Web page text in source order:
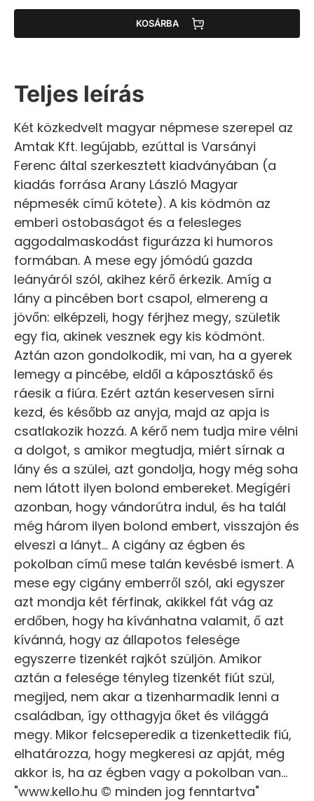
KOSÁRBA
Teljes leírás
Két közkedvelt magyar népmese szerepel az
Amtak Kft. legújabb, ezúttal is Varsányi
Ferenc által szerkesztett kiadványában (a
kiadás forrása Arany László Magyar
népmesék című kötete). A kis ködmön az
emberi ostobaságot és a felesleges
aggodalmaskodást figurázza ki humoros
formában. A mese egy jómódú gazda
leányáról szól, akihez kérő érkezik. Amíg a
lány a pincében bort csapol, elmereng a
jövőn: elképzeli, hogy férjhez megy, születik
egy fia, akinek vesznek egy kis ködmönt.
Aztán azon gondolkodik, mi van, ha a gyerek
lemegy a pincébe, eldől a káposztáskő és
ráesik a fiúra. Ezért aztán keservesen sírni
kezd, és később az anyja, majd az apja is
csatlakozik hozzá. A kérő nem tudja mire vélni
a dolgot, s amikor megtudja, miért sírnak a
lány és a szülei, azt gondolja, hogy még soha
nem látott ilyen bolond embereket. Megígéri
azonban, hogy vándorútra indul, és ha talál
még három ilyen bolond embert, visszajön és
elveszi a lányt… A cigány az égben és
pokolban című mese talán kevésbé ismert. A
mese egy cigány emberről szól, aki egyszer
azt mondja két férfinak, akikkel fát vág az
erdőben, hogy ha kívánhatna valamit, ő azt
kívánná, hogy az állapotos felesége
egyszerre tizenkét rajkót szüljön. Amikor
aztán a felesége tényleg tizenkét fiút szül,
megijed, nem akar a tizenharmadik lenni a
családban, így otthagyja őket és világgá
megy. Mikor felcseperedik a tizenkettedik fiú,
elhatározza, hogy megkeresi az apját, még
akkor is, ha az égben vagy a pokolban van…
"www.kello.hu © minden jog fenntartva"